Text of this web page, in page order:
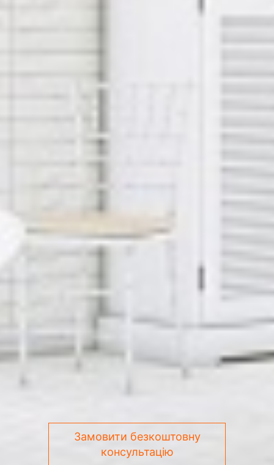
Замовити безкоштовну
консультацію